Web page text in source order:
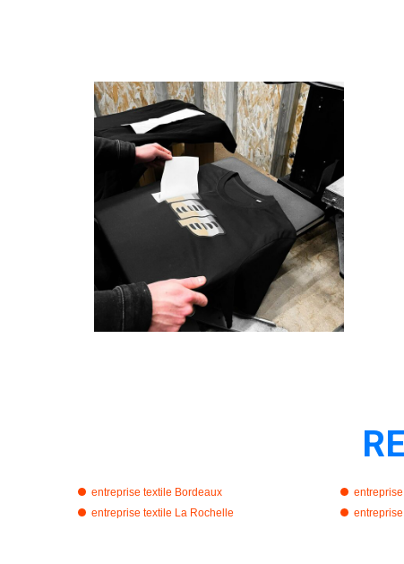
entreprise textile Bordeaux
entreprise textile La Rochelle